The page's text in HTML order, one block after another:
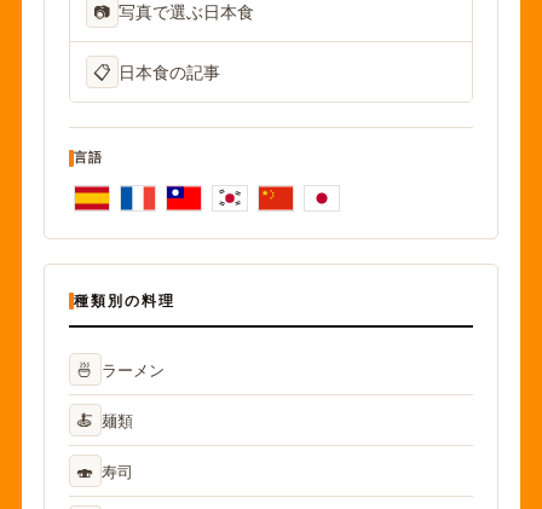
📷 写真で選ぶ日本食
📋 日本食の記事
言語
種類別の料理
🍜 ラーメン
🍝 麺類
🍣 寿司